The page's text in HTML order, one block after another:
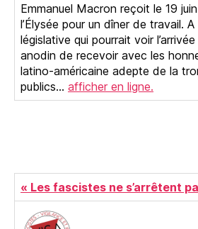
Emmanuel Macron reçoit le 19
l’Élysée pour un dîner de travail.
législative qui pourrait voir
anodin de recevoir avec les
latino-américaine adepte de la
publics… afficher en ligne.
« Les fascistes ne s’arrêtent